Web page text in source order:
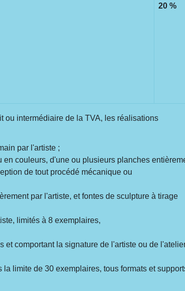
20 %
ou intermédiaire de la TVA, les réalisations
par l'artiste ;
couleurs, d'une ou plusieurs planches
de tout procédé mécanique ou
par l'artiste, et fontes de sculpture à tirage
limités à 8 exemplaires,
et comportant la signature de l'artiste ou de
limite de 30 exemplaires, tous formats et